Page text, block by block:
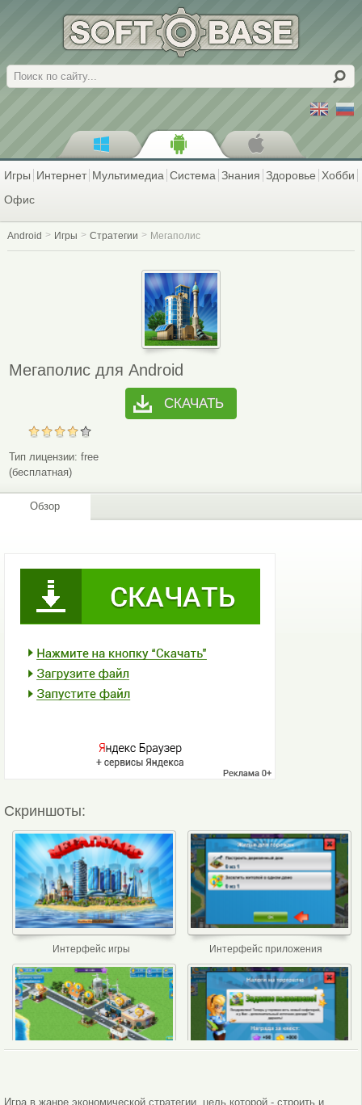
Поиск
Игры Интернет Мультимедиа Система Знания Здоровье Хобби
Офис
Android Игры Стратегии Мегаполис
Мегаполис для Android
СКАЧАТЬ
Тип лицензии: free
(бесплатная)
Обзор
Скриншоты:
Интерфейс игры Интерфейс приложения
Игра в жанре экономической стратегии, цель которой - строить и